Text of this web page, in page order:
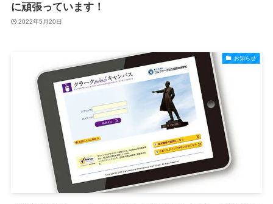
に頑張っています！
2022年5月20日
お知らせ